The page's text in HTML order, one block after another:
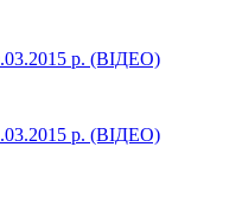
р. (ВІДЕО)
р. (ВІДЕО)